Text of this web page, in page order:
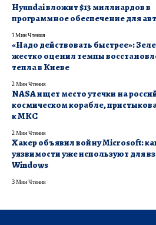
Hyundai вложит $13 миллиардов в
программное обеспечение для
1 Мин Чтения
«Надо действовать быстрее»:
жестко оценил темпы
тепла в Киеве
2 Мин Чтения
NASA ищет место утечки на
космическом корабле,
к МКС
2 Мин Чтения
Хакер объявил войну Microsoft:
уязвимости уже используют для
Windows
3 Мин Чтения